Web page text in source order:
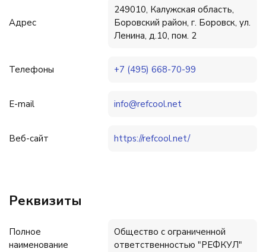
Адрес
249010, Калужская область,
Боровский район, г. Боровск, ул.
Ленина, д.10, пом. 2
Телефоны +7 (495) 668-70-99
E-mail info@refcool.net
Веб-сайт https://refcool.net/
Реквизиты
Полное
наименование
Общество с ограниченной
ответственностью "РЕФКУЛ"